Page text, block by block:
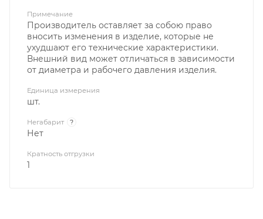
Примечание
Производитель оставляет за собою право
вносить изменения в изделие, которые не
ухудшают его технические характеристики.
Внешний вид может отличаться в зависимости
от диаметра и рабочего давления изделия.
Единица измерения
шт.
Негабарит ?
Нет
Кратность отгрузки
1